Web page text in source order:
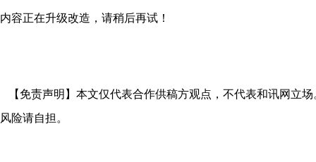
内容正在升级改造，请稍后再试！
【免责声明】本文仅代表合作供稿方观点，不代表和讯网立
风险请自担。